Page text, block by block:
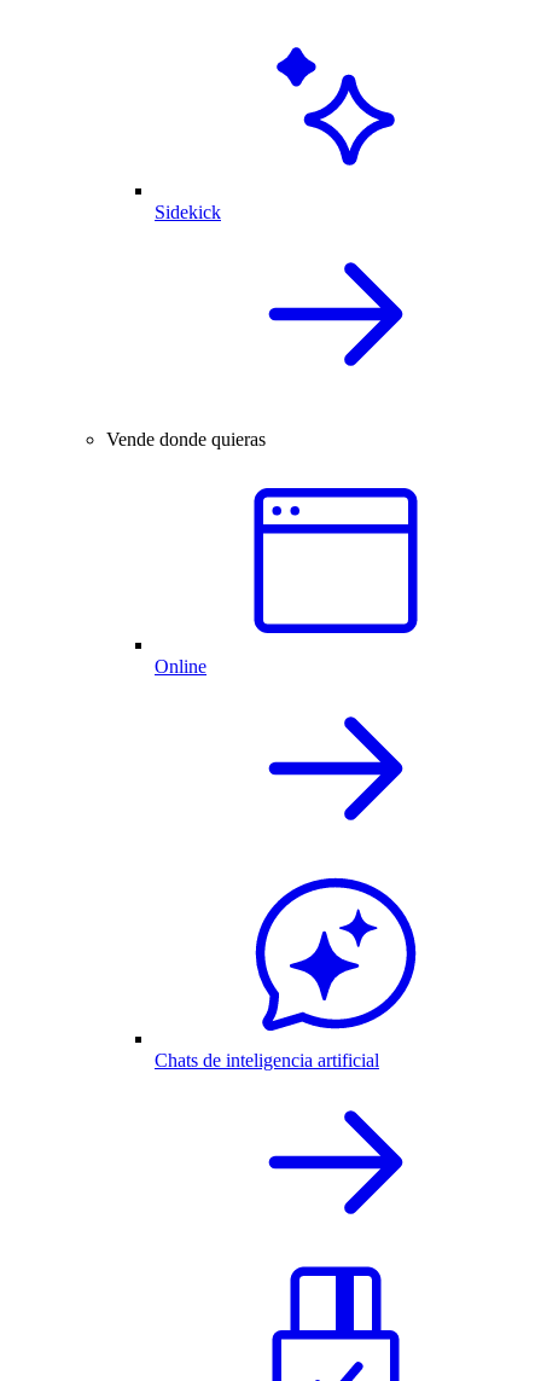
Sidekick
Vende donde quieras
Online
Chats de inteligencia artificial